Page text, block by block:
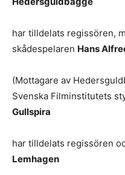
har tilldelats regissören,
skådespelaren Hans
(Mottagare av
Svenska Filminstitutets
Gullspira
har tilldelats regissören
Lemhagen